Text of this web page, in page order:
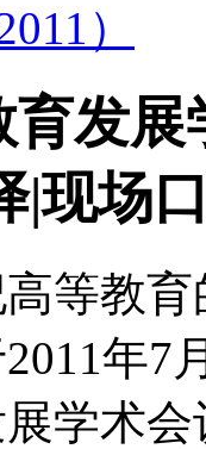
）
发展
|现场
等教
年7
学术